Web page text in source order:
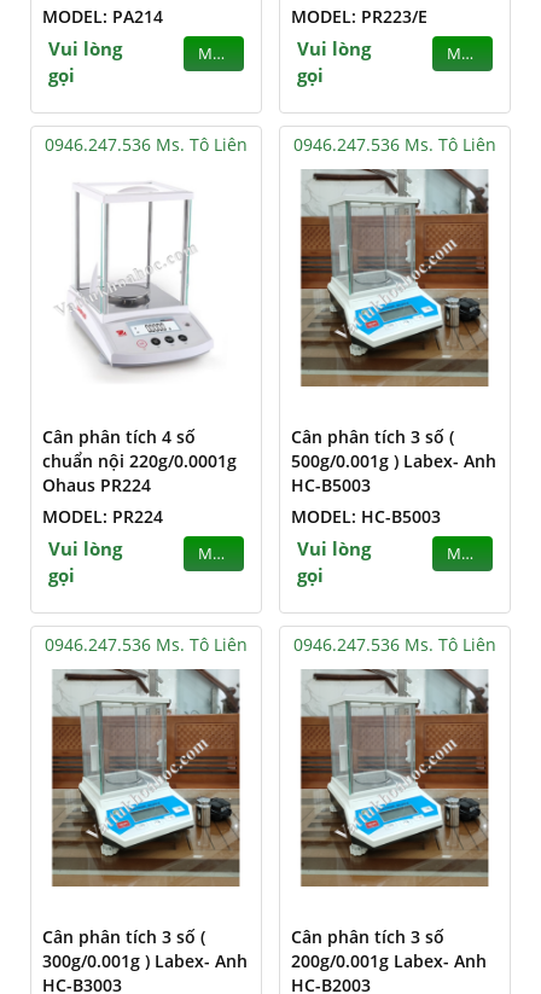
MODEL: PA214
Vui lòng
gọi
MUA
MODEL: PR223/E
Vui lòng
gọi
MUA
0946.247.536 Ms. Tô Liên
Cân phân tích 4 số
chuẩn nội 220g/0.0001g
Ohaus PR224
MODEL: PR224
Vui lòng
gọi
MUA
0946.247.536 Ms. Tô Liên
Cân phân tích 3 số (
500g/0.001g ) Labex- Anh
HC-B5003
MODEL: HC-B5003
Vui lòng
gọi
MUA
0946.247.536 Ms. Tô Liên
Cân phân tích 3 số (
300g/0.001g ) Labex- Anh
HC-B3003
0946.247.536 Ms. Tô Liên
Cân phân tích 3 số
200g/0.001g Labex- Anh
HC-B2003